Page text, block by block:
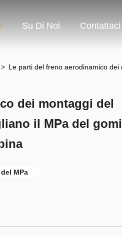
Su Di Noi Contattaci
> Le parti del freno aerodinamico
dei montaggi del
il MPa del
MPa